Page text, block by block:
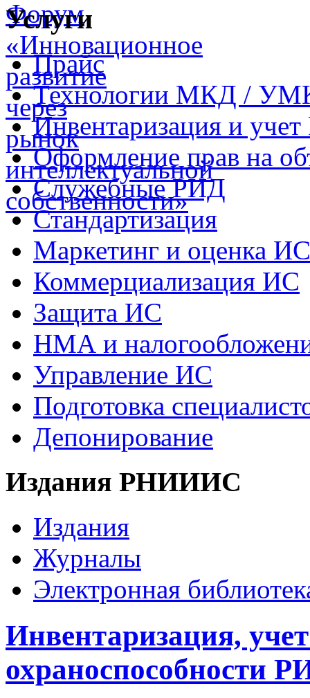
Услуги
Прайс
Технологии МКД /
Инвентаризация и
Оформление прав на
Служебные РИД
Стандартизация
Маркетинг и оценка ИС
Коммерциализация ИС
Защита ИС
НМА и
Управление ИС
Подготовка
Депонирование
Издания РНИИИС
Издания
Журналы
Электронная
Инвентаризация,
охраноспособности